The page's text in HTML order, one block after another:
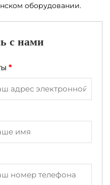
оборудовании.
с нами
*